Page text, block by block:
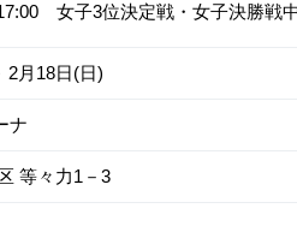
女子3位決定戦・女子決勝戦
2月18日(日)
ナ
等々力1－3